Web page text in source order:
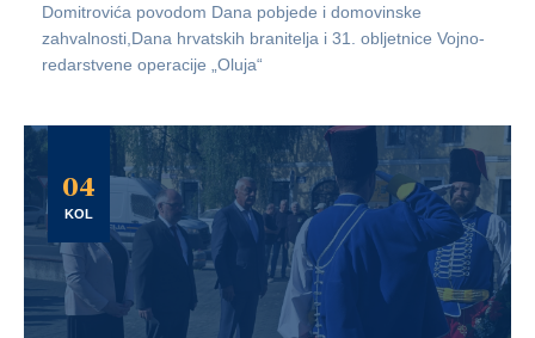
Domitrovića povodom Dana pobjede i domovinske
zahvalnosti,Dana hrvatskih branitelja i 31. obljetnice Vojno-
redarstvene operacije „Oluja“
04
KOL